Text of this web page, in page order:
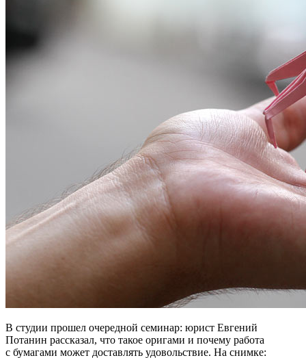
В студии прошел очередной семинар: юрист Евгений
Потанин рассказал, что такое оригами и почему работа
с бумагами может доставлять удовольствие. На снимке: